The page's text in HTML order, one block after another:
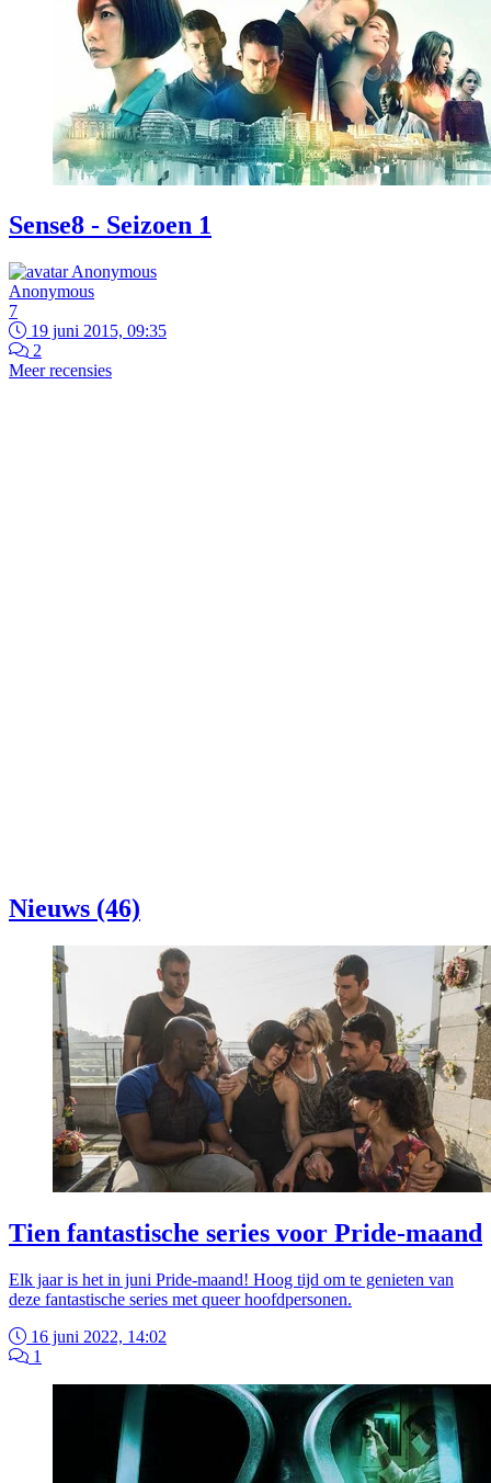
Sense8 - Seizoen 1
Anonymous
7
19 juni 2015, 09:35
2
Meer recensies
Nieuws (46)
Tien fantastische series voor Pride-maand
Elk jaar is het in juni Pride-maand! Hoog tijd om te genieten van
deze fantastische series met queer hoofdpersonen.
16 juni 2022, 14:02
1